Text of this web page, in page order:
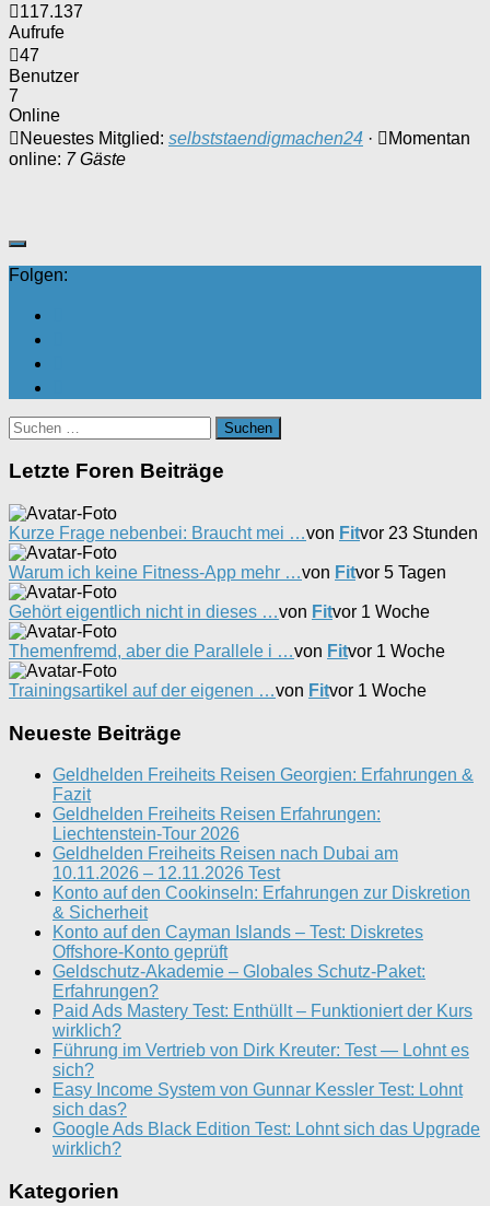
117.137
Aufrufe
47
Benutzer
7
Online
Neuestes Mitglied: selbststaendigmachen24 ·
Momentan
online: 7 Gäste
Folgen:
Suchen
nach:
Letzte Foren Beiträge
Kurze Frage nebenbei: Braucht mei …von Fitvor 23 Stunden
Warum ich keine Fitness-App mehr …von Fitvor 5 Tagen
Gehört eigentlich nicht in dieses …von Fitvor 1 Woche
Themenfremd, aber die Parallele i …von Fitvor 1 Woche
Trainingsartikel auf der eigenen …von Fitvor 1 Woche
Neueste Beiträge
Geldhelden Freiheits Reisen Georgien: Erfahrungen &
Fazit
Geldhelden Freiheits Reisen Erfahrungen:
Liechtenstein-Tour 2026
Geldhelden Freiheits Reisen nach Dubai am
10.11.2026 – 12.11.2026 Test
Konto auf den Cookinseln: Erfahrungen zur Diskretion
& Sicherheit
Konto auf den Cayman Islands – Test: Diskretes
Offshore-Konto geprüft
Geldschutz-Akademie – Globales Schutz-Paket:
Erfahrungen?
Paid Ads Mastery Test: Enthüllt – Funktioniert der Kurs
wirklich?
Führung im Vertrieb von Dirk Kreuter: Test — Lohnt es
sich?
Easy Income System von Gunnar Kessler Test: Lohnt
sich das?
Google Ads Black Edition Test: Lohnt sich das Upgrade
wirklich?
Kategorien